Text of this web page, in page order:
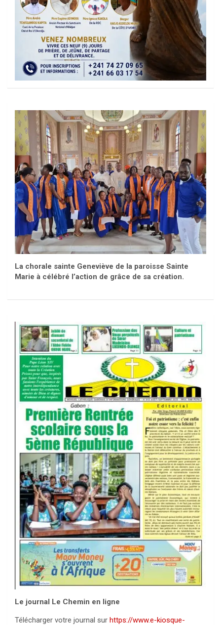
La chorale sainte Geneviève de la paroisse Sainte
Marie à célébré l’action de grâce de sa création.
Le journal Le Chemin en ligne
Télécharger votre journal sur https://www.e-kiosque-